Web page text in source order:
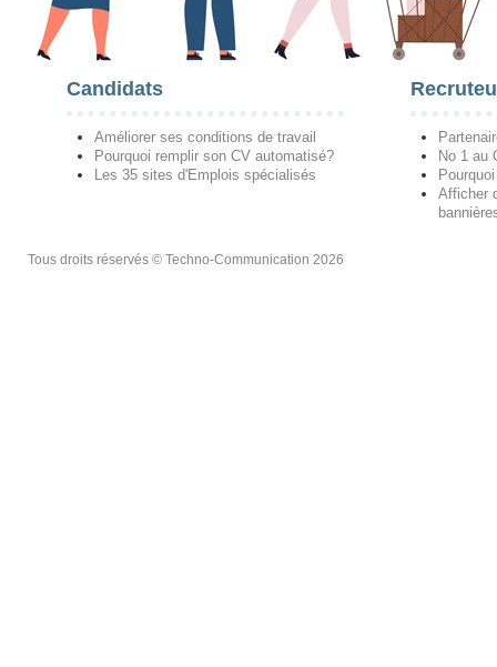
Candidats
Améliorer ses conditions de travail
Pourquoi remplir son CV automatisé?
Les 35 sites d'Emplois spécialisés
No 1 au
Afficher
Tous droits réservés © Techno-Communication 2026